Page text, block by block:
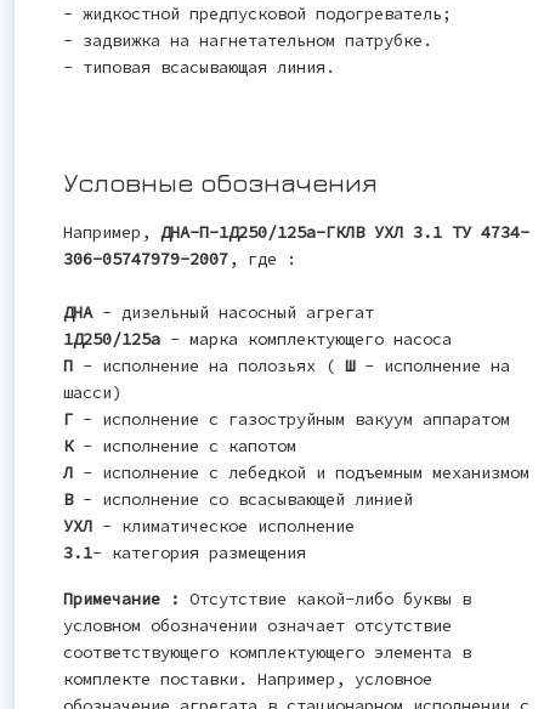
- жидкостной предпусковой подогреватель;
- задвижка на нагнетательном патрубке.
- типовая всасывающая линия.
Условные обозначения
Например, ДНА-П-1Д250/125а-ГКЛВ УХЛ 3.1 ТУ 4734-
306-05747979-2007, где :
ДНА- дизельный насосный агрегат
1Д250/125а - марка комплектующего насоса
П - исполнение на полозьях ( Ш- исполнение на
шасси)
Г - исполнение с газоструйным вакуум аппаратом
К- исполнение с капотом
Л - исполнение с лебедкой и подъемным механизмом
В - исполнение со всасывающей линией
УХЛ - климатическое исполнение
3.1- категория размещения
Примечание : Отсутствие какой-либо буквы в
условном обозначении означает отсутствие
соответствующего комплектующего элемента в
комплекте поставки. Например, условное